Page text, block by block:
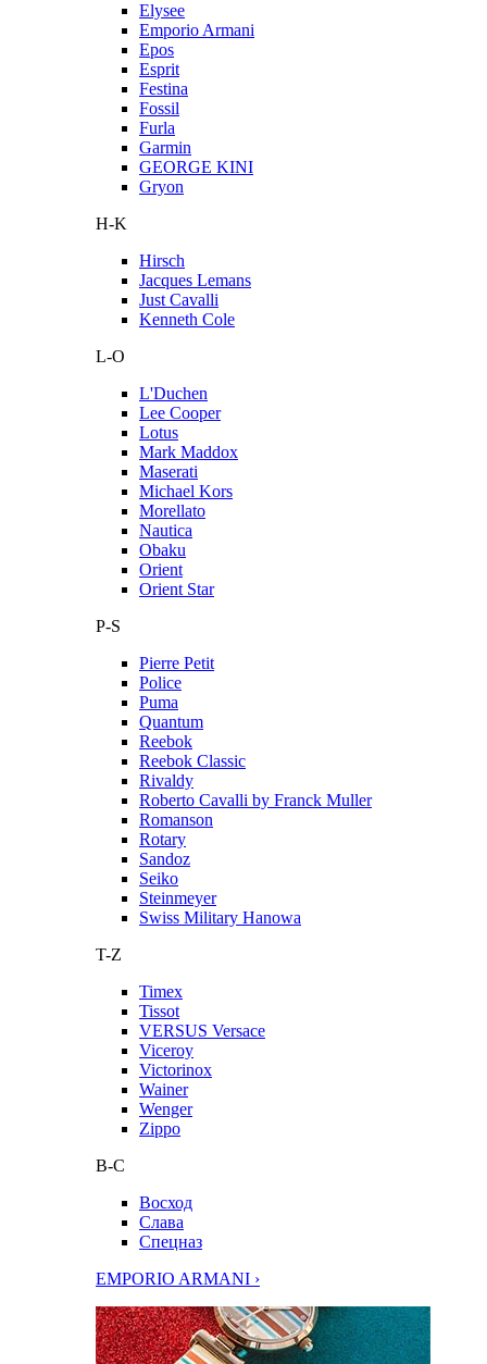
Elysee
Emporio Armani
Epos
Esprit
Festina
Fossil
Furla
Garmin
GEORGE KINI
Gryon
H-K
Hirsch
Jacques Lemans
Just Cavalli
Kenneth Cole
L-O
L'Duchen
Lee Cooper
Lotus
Mark Maddox
Maserati
Michael Kors
Morellato
Nautica
Obaku
Orient
Orient Star
P-S
Pierre Petit
Police
Puma
Quantum
Reebok
Reebok Classic
Rivaldy
Roberto Cavalli by Franck Muller
Romanson
Rotary
Sandoz
Seiko
Steinmeyer
Swiss Military Hanowa
T-Z
Timex
Tissot
VERSUS Versace
Viceroy
Victorinox
Wainer
Wenger
Zippo
В-С
Восход
Слава
Спецназ
EMPORIO ARMANI ›